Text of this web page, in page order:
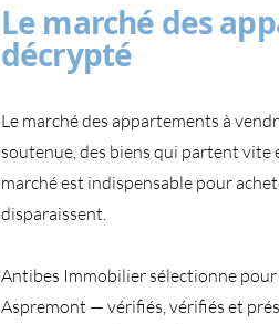
Le marché des
décrypté
Le marché des appartements à
soutenue, des biens qui partent
marché est indispensable pour
disparaissent.
Antibes Immobilier sélectionne
Aspremont — vérifiés, vérifiés et